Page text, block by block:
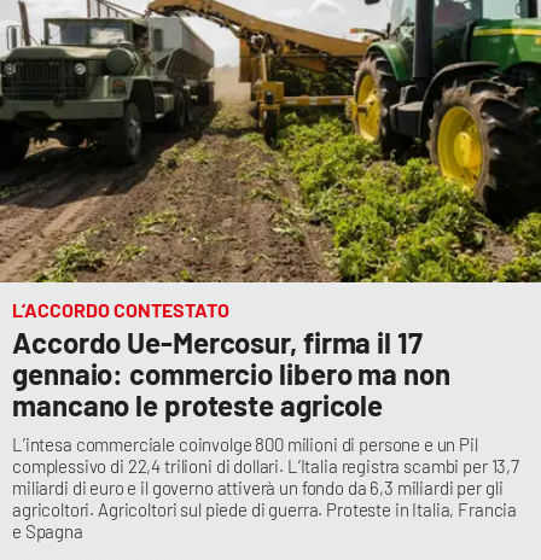
L’ACCORDO CONTESTATO
Accordo Ue-Mercosur, firma il 17
gennaio: commercio libero ma non
mancano le proteste agricole
L’intesa commerciale coinvolge 800 milioni di persone e un Pil
complessivo di 22,4 trilioni di dollari. L’Italia registra scambi per 13,7
miliardi di euro e il governo attiverà un fondo da 6,3 miliardi per gli
agricoltori. Agricoltori sul piede di guerra. Proteste in Italia, Francia
e Spagna